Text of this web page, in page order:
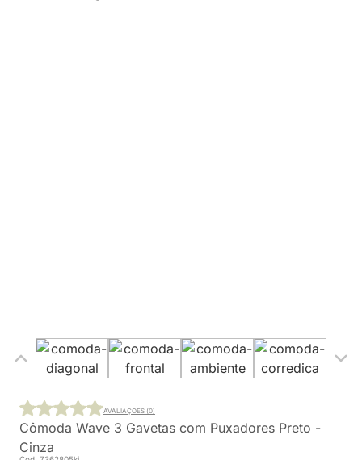
Cômoda Wave 3 Gavetas com Puxadores Preto -
Cinza
AVALIAÇÕES (0)